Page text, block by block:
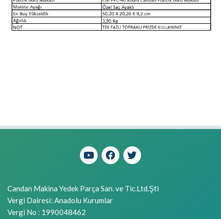
Candan Makina Yedek Parça San. ve Tic.Ltd.Şti
Vergi Dairesi: Anadolu Kurumlar
Vergi No : 1990048462